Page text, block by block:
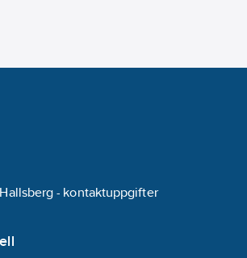
- kontaktuppgifter